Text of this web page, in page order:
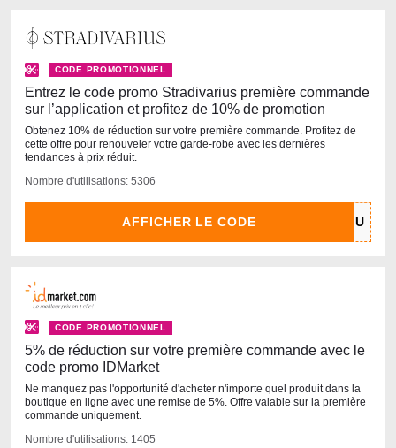
CODE PROMOTIONNEL
Entrez le code promo Stradivarius première commande
sur l’application et profitez de 10% de promotion
Obtenez 10% de réduction sur votre première commande. Profitez de
cette offre pour renouveler votre garde-robe avec les dernières
tendances à prix réduit.
Nombre d'utilisations: 5306
AFFICHER LE CODE
CODE PROMOTIONNEL
5% de réduction sur votre première commande avec le
code promo IDMarket
Ne manquez pas l'opportunité d'acheter n'importe quel produit dans la
boutique en ligne avec une remise de 5%. Offre valable sur la première
commande uniquement.
Nombre d'utilisations: 1405